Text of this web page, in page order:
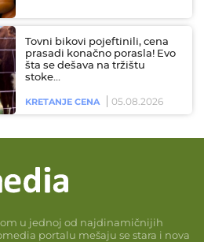
Tovni bikovi pojeftinili, cena
prasadi konačno porasla! Evo
šta se dešava na tržištu
stoke…
KRETANJE CENA 05.08.2026
u jednoj od najdinamičnijih
portalu mešaju se stara i nova